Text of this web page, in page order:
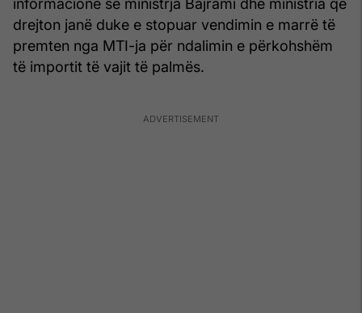
informacione se ministrja Bajrami dhe ministria që
drejton janë duke e stopuar vendimin e marrë të
premten nga MTI-ja për ndalimin e përkohshëm
të importit të vajit të palmës.